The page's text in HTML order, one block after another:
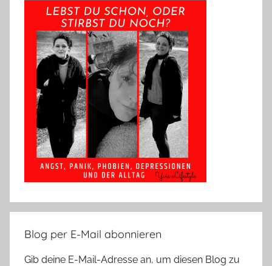
Blog per E-Mail abonnieren
Gib deine E-Mail-Adresse an, um diesen Blog zu